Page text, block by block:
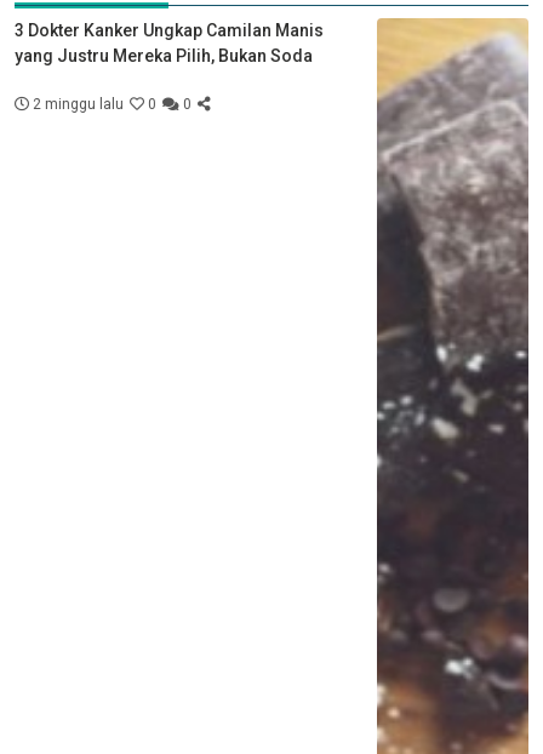
3 Dokter Kanker Ungkap Camilan Manis
yang Justru Mereka Pilih, Bukan Soda
2 minggu lalu 0 0